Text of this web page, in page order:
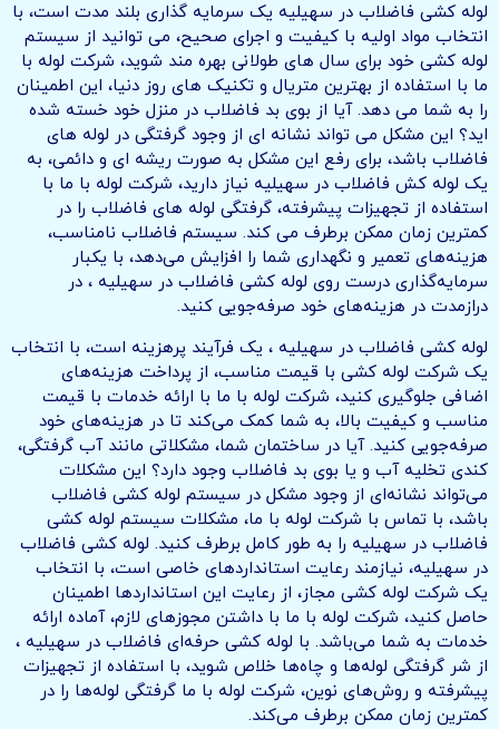
لوله کشی فاضلاب در سهیلیه یک سرمایه گذاری بلند مدت است، با
انتخاب مواد اولیه با کیفیت و اجرای صحیح، می توانید از سیستم
لوله کشی خود برای سال های طولانی بهره مند شوید، شرکت لوله با
ما با استفاده از بهترین متریال و تکنیک های روز دنیا، این اطمینان
را به شما می دهد. آیا از بوی بد فاضلاب در منزل خود خسته شده
اید؟ این مشکل می تواند نشانه ای از وجود گرفتگی در لوله های
فاضلاب باشد، برای رفع این مشکل به صورت ریشه ای و دائمی، به
یک لوله کش فاضلاب در سهیلیه نیاز دارید، شرکت لوله با ما با
استفاده از تجهیزات پیشرفته، گرفتگی لوله های فاضلاب را در
کمترین زمان ممکن برطرف می کند. سیستم فاضلاب نامناسب،
هزینه‌های تعمیر و نگهداری شما را افزایش می‌دهد، با یکبار
سرمایه‌گذاری درست روی لوله کشی فاضلاب در سهیلیه ، در
درازمدت در هزینه‌های خود صرفه‌جویی کنید.
لوله کشی فاضلاب در سهیلیه ، یک فرآیند پرهزینه است، با انتخاب
یک شرکت لوله کشی با قیمت مناسب، از پرداخت هزینه‌های
اضافی جلوگیری کنید، شرکت لوله با ما با ارائه خدمات با قیمت
مناسب و کیفیت بالا، به شما کمک می‌کند تا در هزینه‌های خود
صرفه‌جویی کنید. آیا در ساختمان شما، مشکلاتی مانند آب گرفتگی،
کندی تخلیه آب و یا بوی بد فاضلاب وجود دارد؟ این مشکلات
می‌تواند نشانه‌ای از وجود مشکل در سیستم لوله کشی فاضلاب
باشد، با تماس با شرکت لوله با ما، مشکلات سیستم لوله کشی
فاضلاب در سهیلیه را به طور کامل برطرف کنید. لوله کشی فاضلاب
در سهیلیه، نیازمند رعایت استانداردهای خاصی است، با انتخاب
یک شرکت لوله کشی مجاز، از رعایت این استانداردها اطمینان
حاصل کنید، شرکت لوله با ما با داشتن مجوزهای لازم، آماده ارائه
خدمات به شما می‌باشد. با لوله کشی حرفه‌ای فاضلاب در سهیلیه ،
از شر گرفتگی لوله‌ها و چاه‌ها خلاص شوید، با استفاده از تجهیزات
پیشرفته و روش‌های نوین، شرکت لوله با ما گرفتگی لوله‌ها را در
کمترین زمان ممکن برطرف می‌کند.